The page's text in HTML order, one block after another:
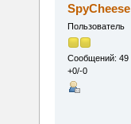
SpyCheese
Пользователь
Сообщений: 49
+0/-0